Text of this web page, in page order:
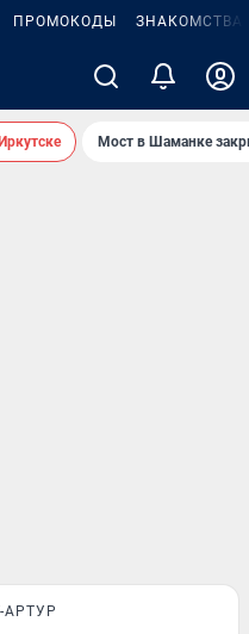
ПРОМОКОДЫ ЗНАКОМСТВА
Мост в Шаманке
АРТУР